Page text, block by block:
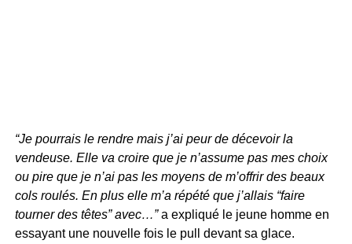
“Je pourrais le rendre mais j’ai peur de décevoir la
vendeuse. Elle va croire que je n’assume pas mes choix
ou pire que je n’ai pas les moyens de m’offrir des beaux
cols roulés. En plus elle m’a répété que j’allais “faire
tourner des têtes” avec…”a expliqué le jeune homme en
essayant une nouvelle fois le pull devant sa glace.